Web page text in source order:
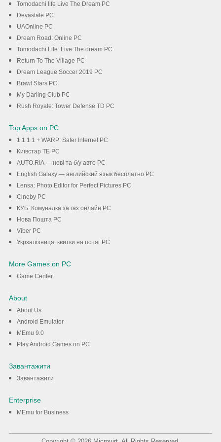
Tomodachi life Live The Dream PC
Devastate PC
UAOnline PC
Dream Road: Online PC
Tomodachi Life: Live The dream PC
Return To The Village PC
Dream League Soccer 2019 PC
Brawl Stars PC
My Darling Club PC
Rush Royale: Tower Defense TD PC
Top Apps on PC
1.1.1.1 + WARP: Safer Internet PC
Київстар TБ PC
AUTO.RIA — нові та б/у авто PC
English Galaxy — английский язык бесплатно PC
Lensa: Photo Editor for Perfect Pictures PC
Cineby PC
КУБ: Комуналка за газ онлайн PC
Нова Пошта PC
Viber PC
Укрзалізниця: квитки на потяг PC
More Games on PC
Game Center
About
About Us
Android Emulator
MEmu 9.0
Play Android Games on PC
Завантажити
Завантажити
Enterprise
MEmu for Business